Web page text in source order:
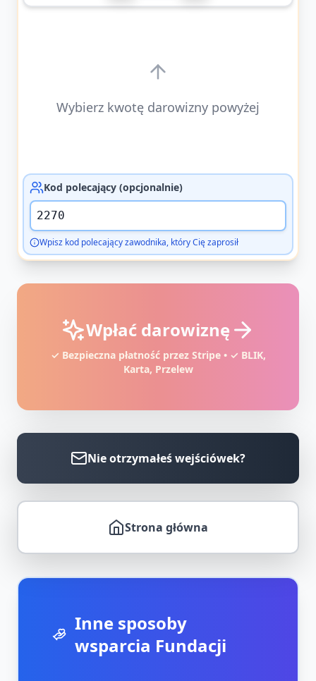
Wybierz kwotę darowizny powyżej
Kod polecający (opcjonalnie)
Wpisz kod polecający zawodnika, który Cię zaprosił
Wpłać darowiznę
✓ Bezpieczna płatność przez Stripe • ✓ BLIK,
Karta, Przelew
Nie otrzymałeś wejściówek?
Strona główna
Inne sposoby
wsparcia Fundacji